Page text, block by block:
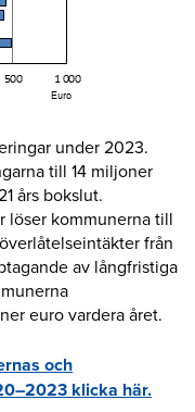
under 2023.
till 14 miljoner
års bokslut.
löser kommunerna till
från
av långfristiga
euro vardera året.
och
klicka här.